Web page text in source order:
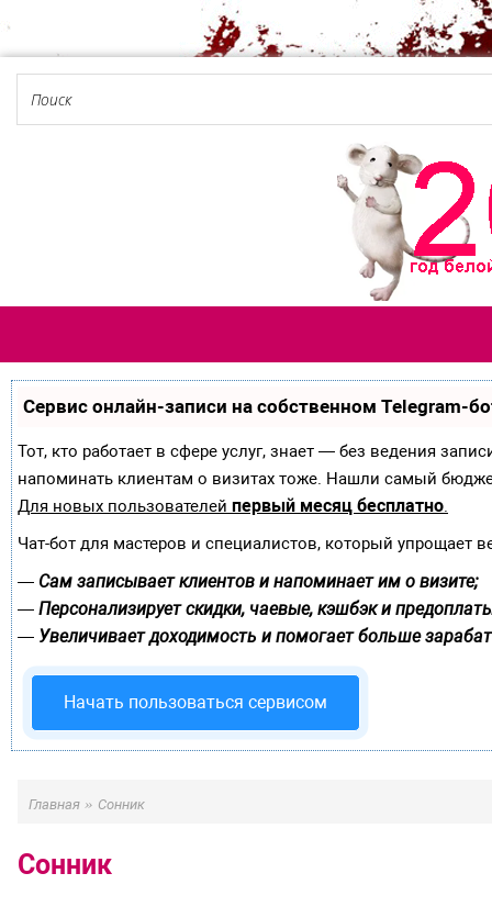
Сервис онлайн-записи на собственном Telegram-
Тот, кто работает в сфере услуг, знает — без ведения
напоминать клиентам о визитах тоже. Нашли самый
Для новых пользователей первый месяц бесплатно.
Чат-бот для мастеров и специалистов, который упрощает
— Сам записывает клиентов и напоминает им о визите;
— Персонализирует скидки, чаевые, кэшбэк и
— Увеличивает доходимость и помогает больше
Начать пользоваться сервисом
Главная » Сонник
Сонник